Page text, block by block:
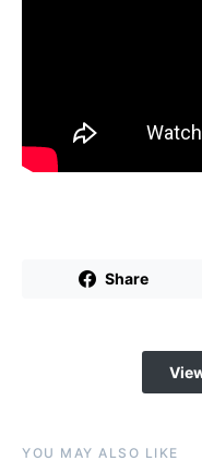
Share
YOU MAY ALSO LIKE